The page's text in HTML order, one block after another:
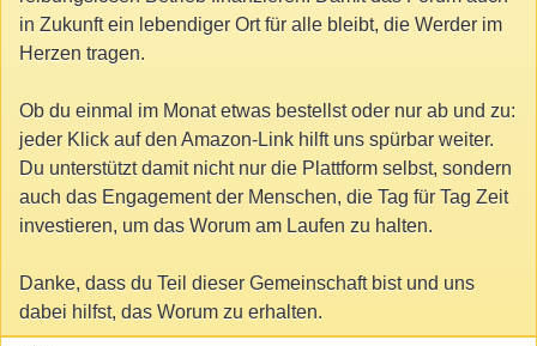
in Zukunft ein lebendiger Ort für alle bleibt, die Werder im
Herzen tragen.
Ob du einmal im Monat etwas bestellst oder nur ab und zu:
jeder Klick auf den Amazon-Link hilft uns spürbar weiter.
Du unterstützt damit nicht nur die Plattform selbst, sondern
auch das Engagement der Menschen, die Tag für Tag Zeit
investieren, um das Worum am Laufen zu halten.
Danke, dass du Teil dieser Gemeinschaft bist und uns
dabei hilfst, das Worum zu erhalten.